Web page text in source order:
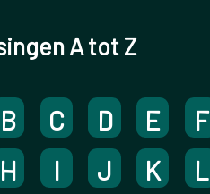
A tot Z
B C D E
F
H I J K
L